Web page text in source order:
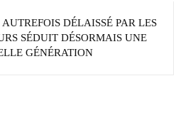
DÉLAISSÉ PAR LES
SÉDUIT DÉSORMAIS UNE
GÉNÉRATION